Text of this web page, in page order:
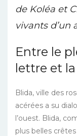
de Koléa et
vivants d’un
Entre le
lettre et
Blida, ville des
acérées a su
l’ouest. Blida,
plus belles